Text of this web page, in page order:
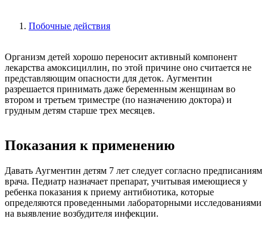
Побочные действия
Организм детей хорошо переносит активный компонент
лекарства амоксициллин, по этой причине оно считается не
представляющим опасности для деток. Аугментин
разрешается принимать даже беременным женщинам во
втором и третьем триместре (по назначению доктора) и
грудным детям старше трех месяцев.
Показания к применению
Давать Аугментин детям 7 лет следует согласно предписаниям
врача. Педиатр назначает препарат, учитывая имеющиеся у
ребенка показания к приему антибиотика, которые
определяются проведенными лабораторными исследованиями
на выявление возбудителя инфекции.